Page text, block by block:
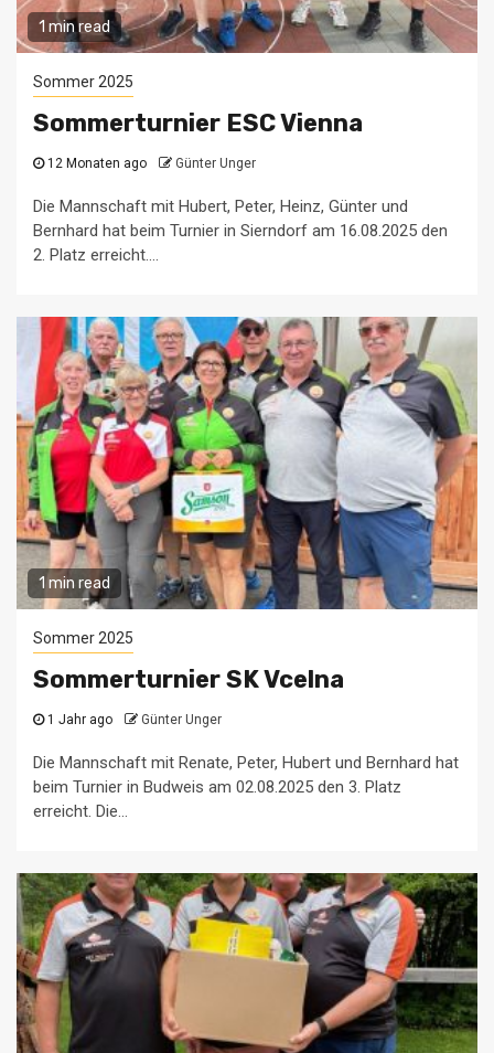
1 min read
Sommer 2025
Sommerturnier ESC Vienna
12 Monaten ago Günter Unger
Die Mannschaft mit Hubert, Peter, Heinz, Günter und
Bernhard hat beim Turnier in Sierndorf am 16.08.2025 den
2. Platz erreicht....
1 min read
Sommer 2025
Sommerturnier SK Vcelna
1 Jahr ago Günter Unger
Die Mannschaft mit Renate, Peter, Hubert und Bernhard hat
beim Turnier in Budweis am 02.08.2025 den 3. Platz
erreicht. Die...